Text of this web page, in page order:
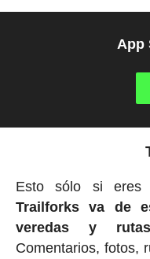
App
Esto sólo si eres
Trailforks va de
veredas y
Comentarios, fotos,